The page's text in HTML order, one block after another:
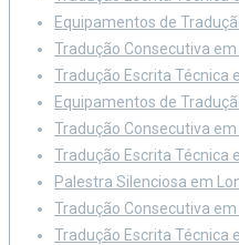
Equipamentos de
Tradução Consecutiva
Tradução Escrita Técnica
Equipamentos de
Tradução Consecutiva
Tradução Escrita Técnica
Palestra Silenciosa em
Tradução Consecutiva
Tradução Escrita Técnica